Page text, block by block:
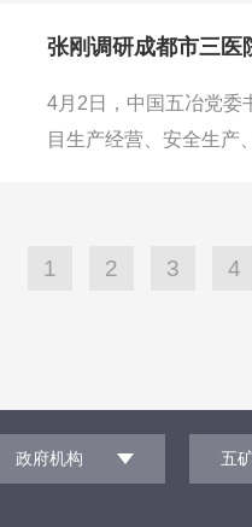
张刚调研成都市三医
4月2日，中国五冶党委
目生产经营、安全生产
械、物体打击及强对流
1 2 3 4
政府机构 五